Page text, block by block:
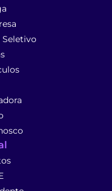
Seletivo